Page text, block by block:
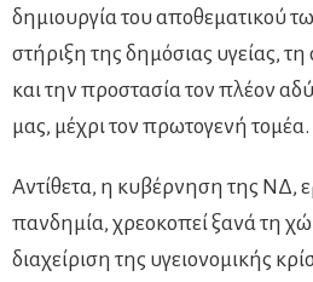
δημιουργία του αποθεματικού
στήριξη της δημόσιας υγείας,
και την προστασία τον πλέον
μας, μέχρι τον πρωτογενή τομέα.
Αντίθετα, η κυβέρνηση της ΝΔ,
πανδημία, χρεοκοπεί ξανά τη
διαχείριση της υγειονομικής